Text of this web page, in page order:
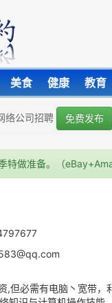
美食 健康 教育
络公司招聘 免费发布
特做准备。（
,但必需有电脑丶宽带，